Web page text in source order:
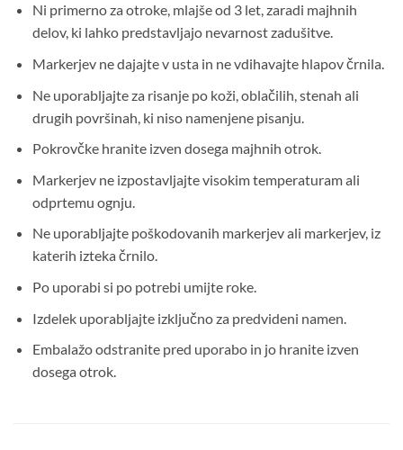
Ni primerno za otroke, mlajše od 3 let, zaradi majhnih
delov, ki lahko predstavljajo nevarnost zadušitve.
Markerjev ne dajajte v usta in ne vdihavajte hlapov črnila.
Ne uporabljajte za risanje po koži, oblačilih, stenah ali
drugih površinah, ki niso namenjene pisanju.
Pokrovčke hranite izven dosega majhnih otrok.
Markerjev ne izpostavljajte visokim temperaturam ali
odprtemu ognju.
Ne uporabljajte poškodovanih markerjev ali markerjev, iz
katerih izteka črnilo.
Po uporabi si po potrebi umijte roke.
Izdelek uporabljajte izključno za predvideni namen.
Embalažo odstranite pred uporabo in jo hranite izven
dosega otrok.